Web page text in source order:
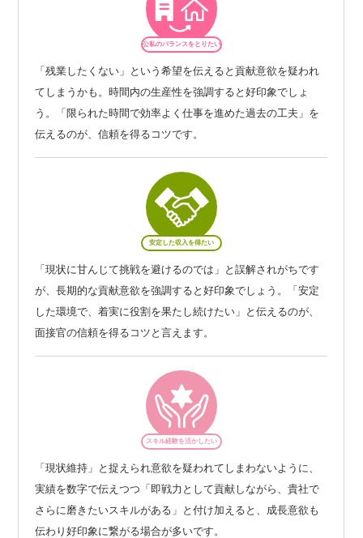
公私のバランスをとりたい
「残業したくない」という希望を伝えると貢献意欲を疑われ
てしまうかも。時間内の生産性を強調すると好印象でしょ
う。「限られた時間で効率よく仕事を進めた過去の工夫」を
伝えるのが、信頼を得るコツです。
安定した収入を得たい
「現状に甘んじて挑戦を避けるのでは」と誤解されがちです
が、長期的な貢献意欲を強調すると好印象でしょう。「安定
した環境で、着実に役割を果たし続けたい」と伝えるのが、
面接官の信頼を得るコツと言えます。
スキル経験を活かしたい
「現状維持」と捉えられ意欲を疑われてしまわないように、
実績を数字で伝えつつ「即戦力として貢献しながら、貴社で
さらに磨きたいスキルがある」と付け加えると、成長意欲も
伝わり好印象に繋がる場合が多いです。